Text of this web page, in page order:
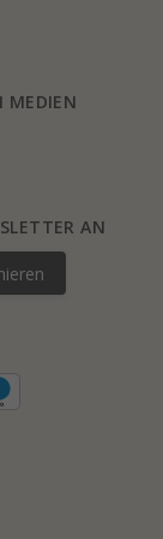
MEDIEN
AN